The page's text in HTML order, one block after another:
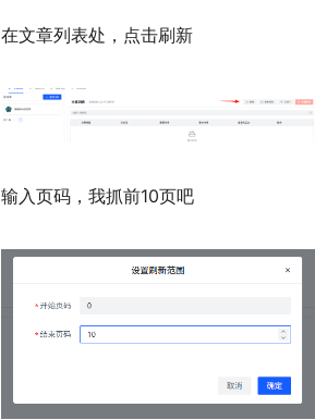
在文章列表处，点击刷新
输入页码，我抓前10页吧